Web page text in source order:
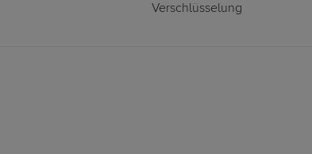
Verschlüsselung